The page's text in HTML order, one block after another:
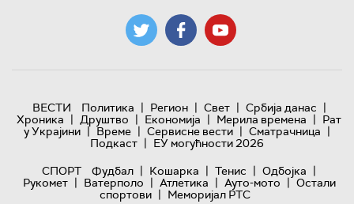
ВЕСТИ Политика | Регион | Свет | Србија данас |
Хроника | Друштво | Економија | Мерила времена | Рат
у Украјини | Време | Сервисне вести | Сматрачница |
Подкаст | ЕУ могућности 2026
СПОРТ
Фудбал | Кошарка | Тенис | Одбојка |
Рукомет | Ватерполо | Атлетика | Ауто-мото | Остали
спортови | Меморијал РТС